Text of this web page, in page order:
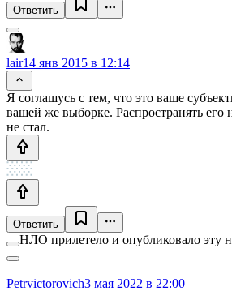
Ответить
lair14 янв 2015 в 12:14
Я соглашусь с тем, что это ваше
вашей же выборке. Распространять
не стал.
Ответить
НЛО прилетело и опубликовало эту
Petrvictorovich3 мая 2022 в 22:00